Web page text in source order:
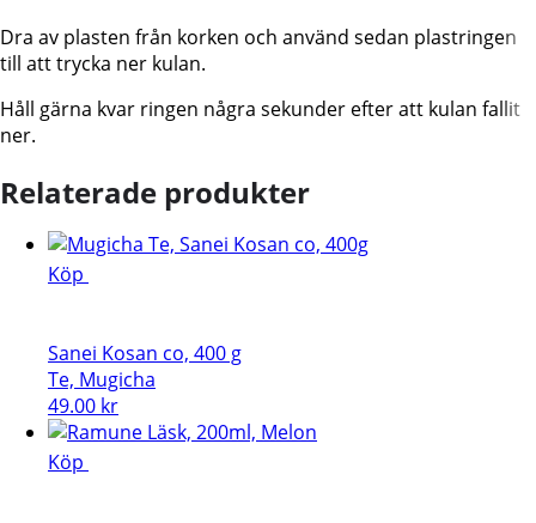
Dra av plasten från korken och använd sedan plastringen
till att trycka ner kulan.
Håll gärna kvar ringen några sekunder efter att kulan fallit
ner.
Relaterade produkter
Köp
Sanei Kosan co, 400 g
Te, Mugicha
49.00 kr
Köp